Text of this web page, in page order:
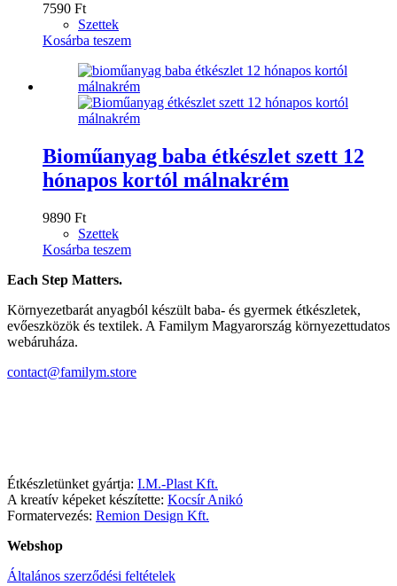
7590 Ft
Szettek
Kosárba teszem
Bioműanyag baba étkészlet szett 12
hónapos kortól málnakrém
9890 Ft
Szettek
Kosárba teszem
Each Step Matters.
Környezetbarát anyagból készült baba- és gyermek étkészletek,
evőeszközök és textilek. A Familym Magyarország környezettudatos
webáruháza.
contact@familym.store
Étkészletünket gyártja: I.M.-Plast Kft.
A kreatív képeket készítette: Kocsír Anikó
Formatervezés: Remion Design Kft.
Webshop
Általános szerződési feltételek